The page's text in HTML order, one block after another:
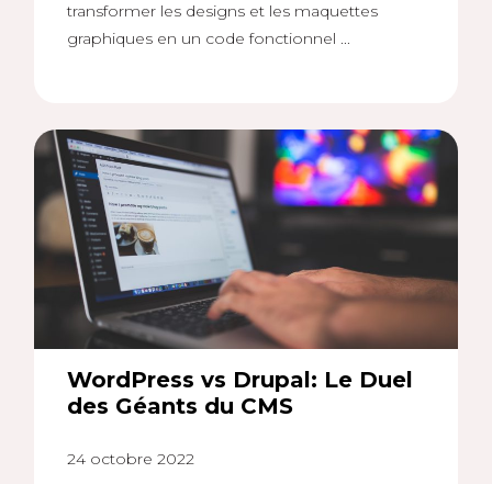
transformer les designs et les maquettes
graphiques en un code fonctionnel ...
WordPress vs Drupal: Le Duel
des Géants du CMS
24 octobre 2022